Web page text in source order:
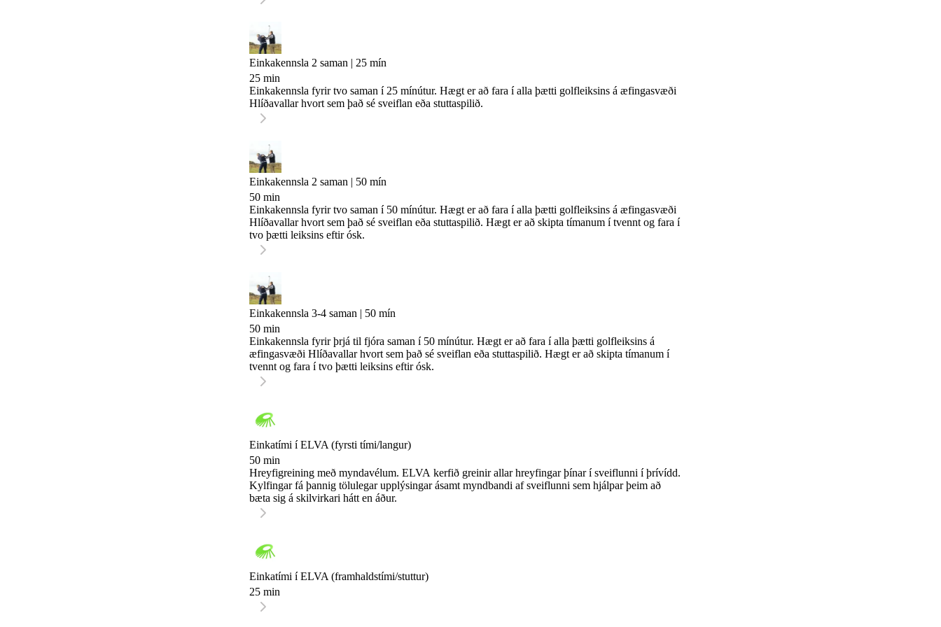
Einkakennsla 2 saman | 25 mín
25 min
Einkakennsla fyrir tvo saman í 25 mínútur. Hægt er að fara í alla þætti golfleiksins á æfingasvæði
Hlíðavallar hvort sem það sé sveiflan eða stuttaspilið.
Einkakennsla 2 saman | 50 mín
50 min
Einkakennsla fyrir tvo saman í 50 mínútur. Hægt er að fara í alla þætti golfleiksins á æfingasvæði
Hlíðavallar hvort sem það sé sveiflan eða stuttaspilið. Hægt er að skipta tímanum í tvennt og fara í
tvo þætti leiksins eftir ósk.
Einkakennsla 3-4 saman | 50 mín
50 min
Einkakennsla fyrir þrjá til fjóra saman í 50 mínútur. Hægt er að fara í alla þætti golfleiksins á
æfingasvæði Hlíðavallar hvort sem það sé sveiflan eða stuttaspilið. Hægt er að skipta tímanum í
tvennt og fara í tvo þætti leiksins eftir ósk.
Einkatími í ELVA (fyrsti tími/langur)
50 min
Hreyfigreining með myndavélum. ELVA kerfið greinir allar hreyfingar þínar í sveiflunni í þrívídd.
Kylfingar fá þannig tölulegar upplýsingar ásamt myndbandi af sveiflunni sem hjálpar þeim að
bæta sig á skilvirkari hátt en áður.
Einkatími í ELVA (framhaldstími/stuttur)
25 min